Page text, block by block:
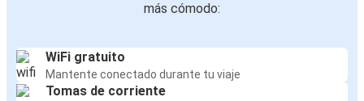
más cómodo:
WiFi gratuito
Mantente conectado durante tu viaje
Tomas de corriente